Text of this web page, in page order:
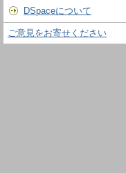
DSpaceについて
ご意見をお寄せください